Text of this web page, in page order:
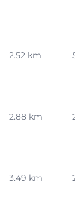
2.52 km 5
2.88 km 21
3.49 km 22